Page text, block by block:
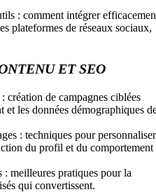
: comment intégrer
plateformes de réseaux sociaux,
ET SEO
création de campagnes ciblées
et les données démographiques
: techniques pour personnaliser
du profil et du comportement
meilleures pratiques pour la
qui convertissent.